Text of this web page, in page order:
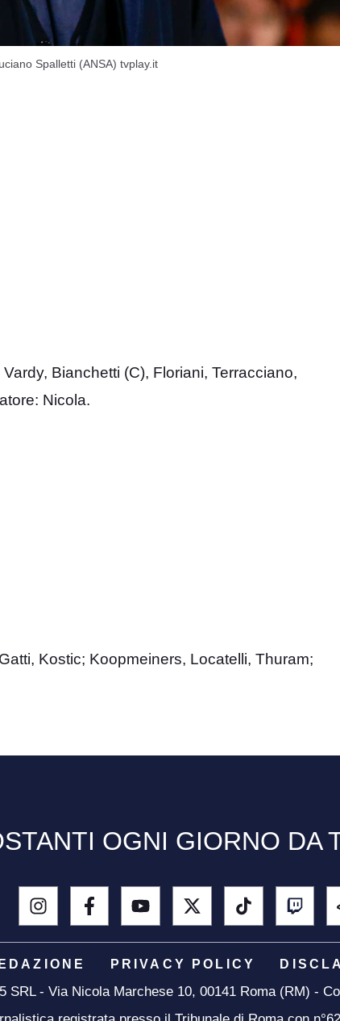
Spalletti (ANSA) tvplay.it
Bianchetti (C), Floriani, Terracciano,
Nicola.
Kostic; Koopmeiners, Locatelli, Thuram;
OGNI GIORNO DA
PRIVACY POLICY
SRL - Via Nicola Marchese 10, 00141 Roma (RM) -